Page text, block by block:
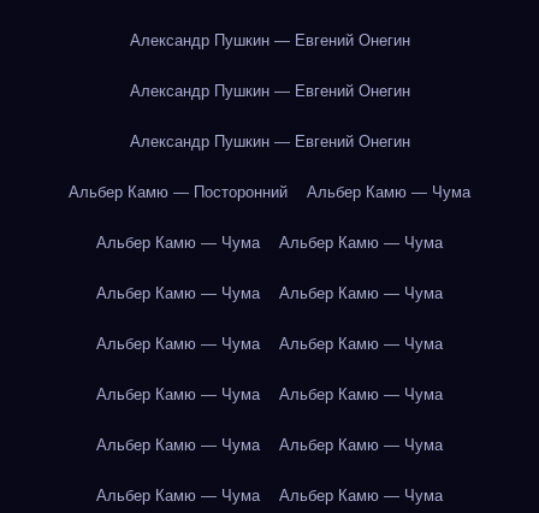
Александр Пушкин — Евгений Онегин
Александр Пушкин — Евгений Онегин
Александр Пушкин — Евгений Онегин
Альбер Камю — Посторонний Альбер Камю — Чума
Альбер Камю — Чума Альбер Камю — Чума
Альбер Камю — Чума Альбер Камю — Чума
Альбер Камю — Чума Альбер Камю — Чума
Альбер Камю — Чума Альбер Камю — Чума
Альбер Камю — Чума Альбер Камю — Чума
Альбер Камю — Чума Альбер Камю — Чума